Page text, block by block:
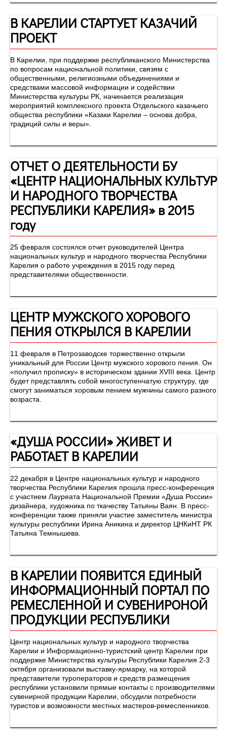
В КАРЕЛИИ СТАРТУЕТ КАЗАЧИЙ
ПРОЕКТ
В Карелии, при поддержке республиканского Министерства
по вопросам национальной политики, связям с
общественными, религиозными объединениями и
средствами массовой информации и содействии
Министерства культуры РК, начинается реализация
мероприятий комплексного проекта Отдельского казачьего
общества республики «Казаки Карелии – основа добра,
традиций силы и веры».
ОТЧЕТ О ДЕЯТЕЛЬНОСТИ БУ
«ЦЕНТР НАЦИОНАЛЬНЫХ КУЛЬТУР
И НАРОДНОГО ТВОРЧЕСТВА
РЕСПУБЛИКИ КАРЕЛИЯ» в 2015
году
25 февраля состоялся отчет руководителей Центра
национальных культур и народного творчества Республики
Карелия о работе учреждения в 2015 году перед
представителями общественности.
ЦЕНТР МУЖСКОГО ХОРОВОГО
ПЕНИЯ ОТКРЫЛСЯ В КАРЕЛИИ
11 февраля в Петрозаводске торжественно открыли
уникальный для России Центр мужского хорового пения. Он
«получил прописку» в историческом здании XVIII века. Центр
будет представлять собой многоступенчатую структуру, где
смогут заниматься хоровым пением мужчины самого разного
возраста.
«ДУША РОССИИ» ЖИВЕТ И
РАБОТАЕТ В КАРЕЛИИ
22 декабря в Центре национальных культур и народного
творчества Республики Карелия прошла пресс-конференция
с участием Лауреата Национальной Премии «Душа России»
дизайнера, художника по ткачеству Татьяны Ваян. В пресс-
конференции также приняли участие заместитель министра
культуры республики Ирина Аникина и директор ЦНКиНТ РК
Татьяна Темнышева.
В КАРЕЛИИ ПОЯВИТСЯ ЕДИНЫЙ
ИНФОРМАЦИОННЫЙ ПОРТАЛ ПО
РЕМЕСЛЕННОЙ И СУВЕНИРОНОЙ
ПРОДУКЦИИ РЕСПУБЛИКИ
Центр национальных культур и народного творчества
Карелии и Информационно-туристский центр Карелии при
поддержке Министерства культуры Республики Карелия 2-3
октября организовали выставку-ярмарку, на которой
представители туроператоров и средств размещения
республики установили прямые контакты с производителями
сувенирной продукции Карелии, обсудили потребности
туристов и возможности местных мастеров-ремесленников.